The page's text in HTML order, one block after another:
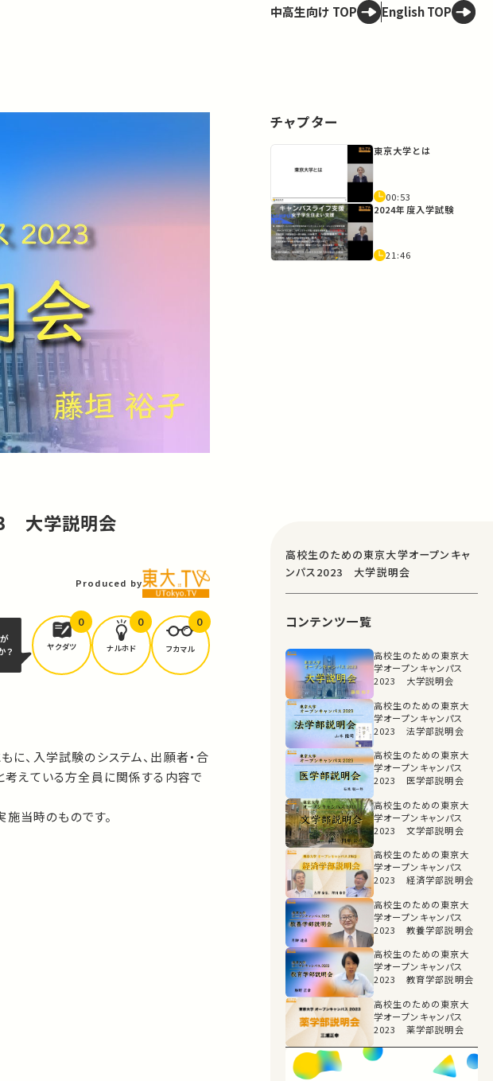
中高生向け TOP English TOP
大学説明会
Produced by
？
ヤクダツ
0
ナルホド
0
フカマル
0
、入学試験のシステム、出願者・合
えている方全員に関係する内容で
当時のものです。
チャプター
東京大学とは
00:53
2024年度入学試験
21:46
高校生のための東京大学オープンキャ
ンパス2023 大学説明会
コンテンツ一覧
高校生のための東京大
学オープンキャンパス
2023 大学説明会
高校生のための東京大
学オープンキャンパス
2023 法学部説明会
高校生のための東京大
学オープンキャンパス
2023 医学部説明会
高校生のための東京大
学オープンキャンパス
2023 文学部説明会
高校生のための東京大
学オープンキャンパス
2023 経済学部説明会
高校生のための東京大
学オープンキャンパス
2023 教養学部説明会
高校生のための東京大
学オープンキャンパス
2023 教育学部説明会
高校生のための東京大
学オープンキャンパス
2023 薬学部説明会